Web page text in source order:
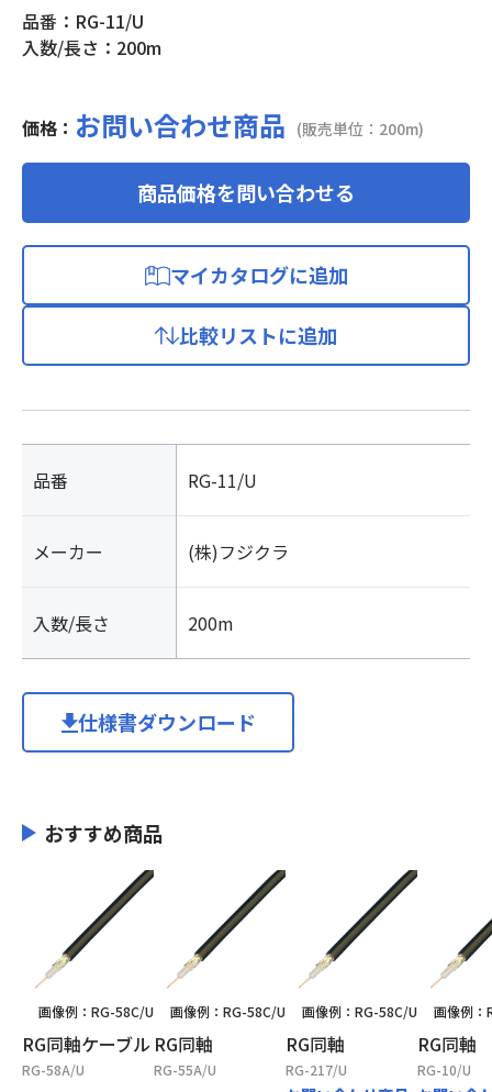
品番：RG-11/U
入数/長さ：200m
価格： お問い合わせ商品 (販売単位：200m)
商品価格を問い合わせる
マイカタログに追加
比較リストに追加
品番 RG-11/U
メーカー (株)フジクラ
入数/長さ 200m
仕様書ダウンロード
おすすめ商品
画像例：RG-58C/U
RG同軸ケーブル
RG-58A/U
画像例：RG-58C/U
RG同軸
RG-55A/U
画像例：RG-58C/U
RG同軸
RG-217/U
画像例：
RG同軸
RG-10/U